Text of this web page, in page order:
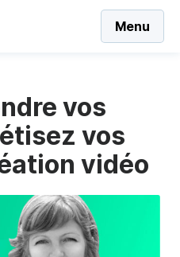
Menu
vos
vos
vidéo